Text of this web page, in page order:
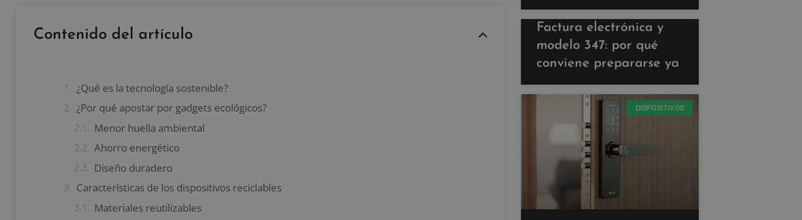
Contenido del artículo
¿Qué es la tecnología sostenible?
¿Por qué apostar por gadgets ecológicos?
Menor huella ambiental
Ahorro energético
Diseño duradero
Características de los dispositivos reciclables
Materiales reutilizables
Factura electrónica y
modelo 347: por qué
conviene prepararse ya
DISPOSITIVOS